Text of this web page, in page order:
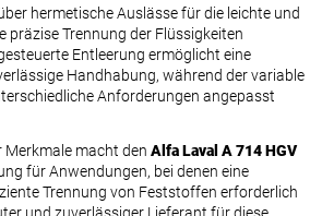
hermetische Auslässe für die leichte und
präzise Trennung der Flüssigkeiten
Entleerung ermöglicht eine
Handhabung, während der variable
Anforderungen angepasst
Merkmale macht den Alfa Laval A 714 HGV
für Anwendungen, bei denen eine
Trennung von Feststoffen erforderlich